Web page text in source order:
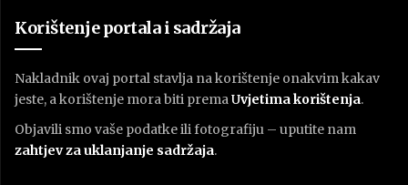
Korištenje portala i sadržaja
Nakladnik ovaj portal stavlja na korištenje onakvim kakav
jeste, a korištenje mora biti premaUvjetima korištenja.
Objavili smo vaše podatke ili fotografiju – uputite nam
zahtjev za uklanjanje sadržaja.